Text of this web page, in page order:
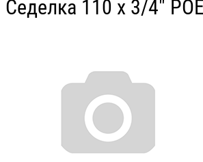
Седелка 110 х 3/4"